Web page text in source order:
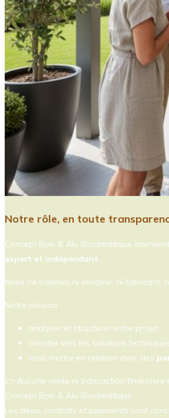
Notre rôle, en toute
Concept Bois & Alu Bioclimatique
expert et indépendant.
Nous ne sommes ni vendeur, ni fabricant,
Notre mission :
analyser et structurer votre projet
orienter vers les solutions
vous mettre en relation avec des
👉 Aucune vente ni transaction financière
Concept Bois & Alu Bioclimatique.
Les devis, contrats et paiements sont